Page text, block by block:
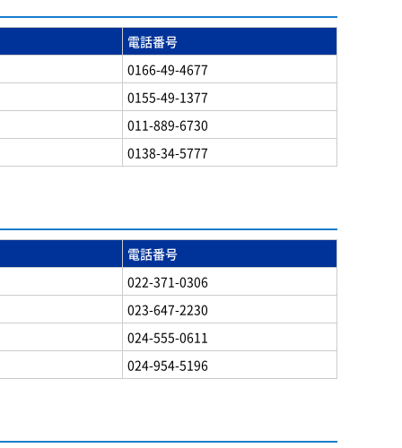
電話番号
0166-49-4677
0155-49-1377
011-889-6730
0138-34-5777
電話番号
022-371-0306
023-647-2230
024-555-0611
024-954-5196